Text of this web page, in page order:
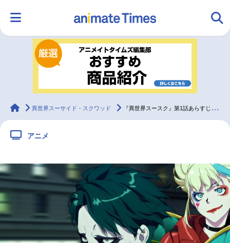
ランキング アニメ
ラジオ
2.5次元 配信・Vtuber トレンド 無料マンガ
アニメ記事一覧 声優記事一覧
animateTimes
異世界スーサイド・スクワッド 『異世界スースク』第1話あらすじ＆先行場面カット、追加声優に上田燿司ら4名発表
アニメ